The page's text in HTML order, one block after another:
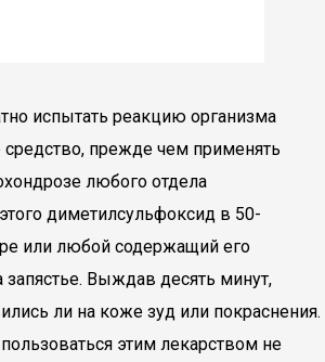
испытать реакцию организма
средство, прежде чем применять
любого отдела
диметилсульфоксид в 50-
или любой содержащий его
запястье. Выждав десять минут,
ли на коже зуд или покраснения.
этим лекарством не